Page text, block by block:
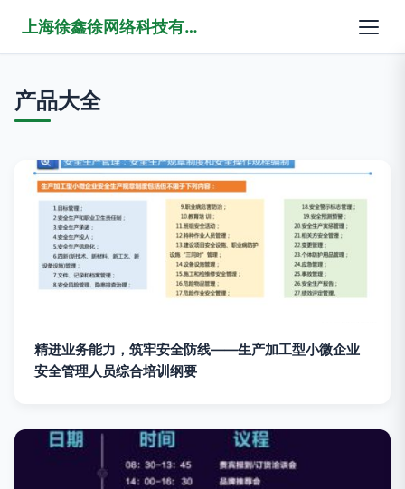
上海徐鑫徐网络科技有限公司
产品大全
精进业务能力，筑牢安全防线——生产加工型小微企业
安全管理人员综合培训纲要